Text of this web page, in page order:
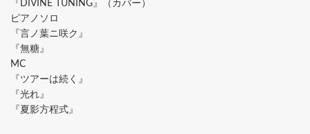
『DIVINE TUNING』（カバー）
ピアノソロ
『言ノ葉ニ咲ク』
『無糖』
MC
『ツアーは続く』
『光れ』
『夏影方程式』